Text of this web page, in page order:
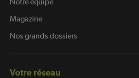
Magazine
Nos grands dossiers
Votre réseau